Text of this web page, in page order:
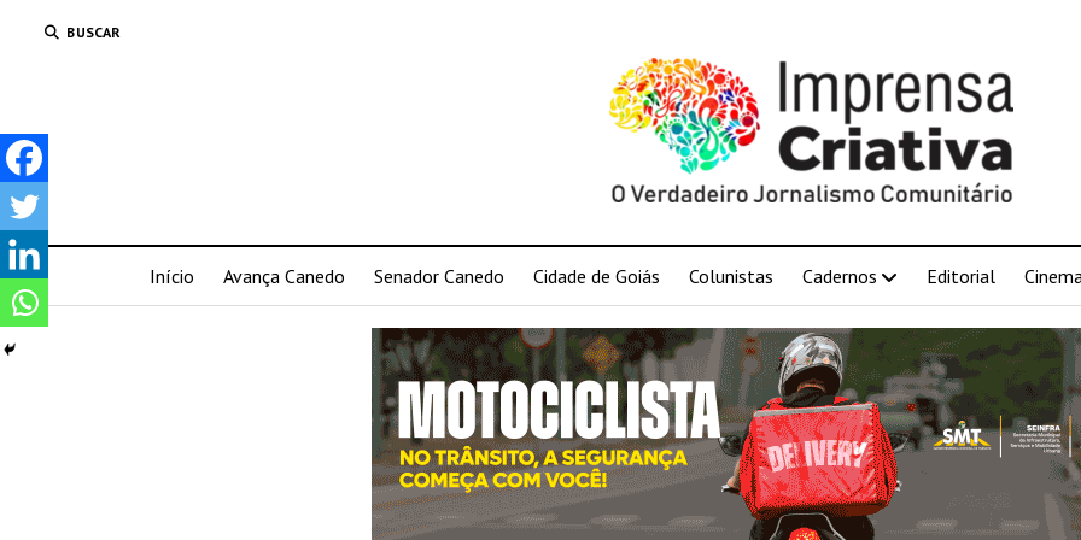
BUSCAR
Início Avança Canedo Senador Canedo Cidade de Goiás Colunistas Cadernos Editorial